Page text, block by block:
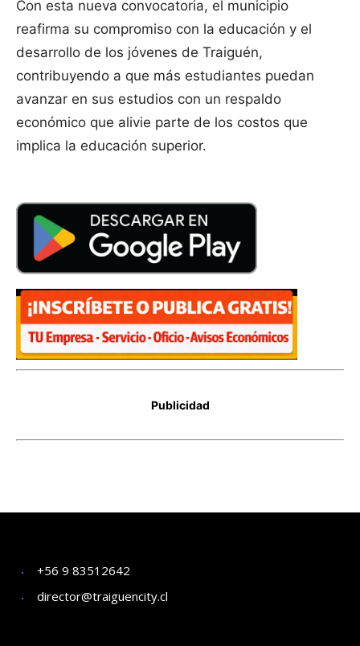
+56 9 83512642
director@traiguencity.cl